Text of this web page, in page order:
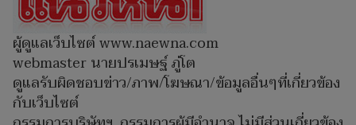
ผู้ดูแลเว็บไซต์ www.naewna.com
webmaster นายปรเมษฐ์ ภู่โต
ดูแลรับผิดชอบข่าว/ภาพ/โฆษณา/ข้อมูลอื่นๆที่เกี่ยวข้อง
กับเว็บไซต์